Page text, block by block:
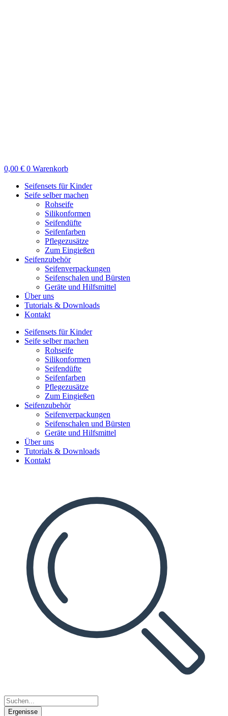
0,00 € 0 Warenkorb
Seifensets für Kinder
Seife selber machen
Rohseife
Silikonformen
Seifendüfte
Seifenfarben
Pflegezusätze
Zum Eingießen
Seifenzubehör
Seifenverpackungen
Seifenschalen und Bürsten
Geräte und Hilfsmittel
Über uns
Tutorials & Downloads
Kontakt
Seifensets für Kinder
Seife selber machen
Rohseife
Silikonformen
Seifendüfte
Seifenfarben
Pflegezusätze
Zum Eingießen
Seifenzubehör
Seifenverpackungen
Seifenschalen und Bürsten
Geräte und Hilfsmittel
Über uns
Tutorials & Downloads
Kontakt
Ergenisse